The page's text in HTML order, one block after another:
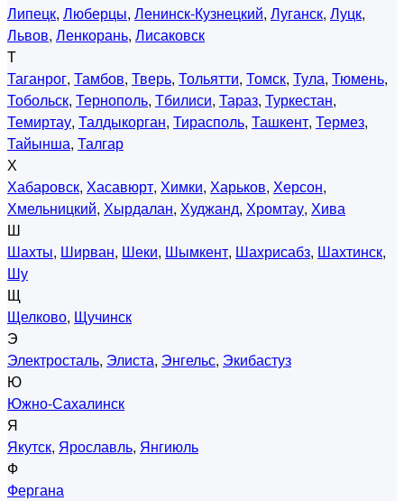
Липецк, Люберцы, Ленинск-Кузнецкий, Луганск, Луцк,
Львов, Ленкорань, Лисаковск
Т
Таганрог, Тамбов, Тверь, Тольятти, Томск, Тула, Тюмень,
Тобольск, Тернополь, Тбилиси, Тараз, Туркестан,
Темиртау, Талдыкорган, Тирасполь, Ташкент, Термез,
Тайынша, Талгар
Х
Хабаровск, Хасавюрт, Химки, Харьков, Херсон,
Хмельницкий, Хырдалан, Худжанд, Хромтау, Хива
Ш
Шахты, Ширван, Шеки, Шымкент, Шахрисабз, Шахтинск,
Шу
Щ
Щелково, Щучинск
Э
Электросталь, Элиста, Энгельс, Экибастуз
Ю
Южно-Сахалинск
Я
Якутск, Ярославль, Янгиюль
Ф
Фергана